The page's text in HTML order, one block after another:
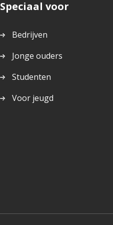
Speciaal voor
Bedrijven
Jonge ouders
Studenten
Voor jeugd